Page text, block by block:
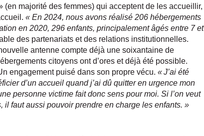
majorité des femmes) qui acceptent de les accueillir,
« En 2024, nous avons réalisé 206 hébergements
en 2020, 296 enfants, principalement âgés entre 7 et
des partenariats et des relations institutionnelles.
antenne compte déjà une soixantaine de
citoyens ont d’ores et déjà été possible.
engagement puisé dans son propre vécu. « J’ai été
d’un accueil quand j’ai dû quitter en urgence mon
personne victime fait donc sens pour moi. Si l’on veut
faut aussi pouvoir prendre en charge les enfants. »